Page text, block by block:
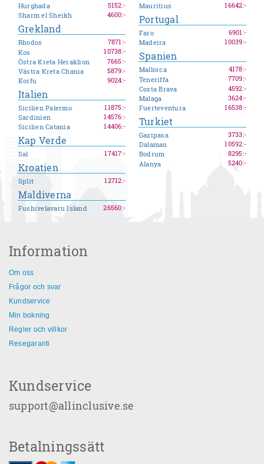
Hurghada 5152:-
Sharm el Sheikh
4600:-
Grekland
Rhodos 7871:-
Kos
10738:-
Östra Kreta Heraklion
7665:-
Västra Kreta Chania
5879:-
Korfu
9024:-
Italien
Sicilien Palermo 11875:-
Sardinien
14576:-
Sicilien Catania
14406:-
Kap Verde
Sal 17417:-
Kroatien
Split 12712:-
Maldiverna
Fushivelavaru Island 26560:-
Mauritius 16642:-
Portugal
Faro 6901:-
Madeira
10039:-
Spanien
Mallorca 4178:-
Teneriffa
7709:-
Costa Brava
4592:-
Malaga
3624:-
Fuerteventura
16538:-
Turkiet
Gazipasa 3733:-
Dalaman
10592:-
Bodrum
8295:-
Alanya
5240:-
Information
Om oss
Frågor och svar
Kundservice
Min bokning
Regler och villkor
Resegaranti
Kundservice
support@allinclusive.se
Betalningssätt